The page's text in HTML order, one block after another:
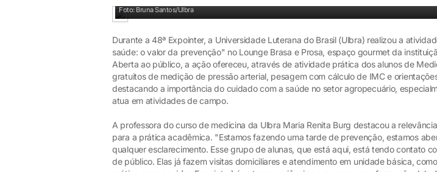
Foto: Bruna Santos/Ulbra
Durante a 48ª Expointer, a Universidade Luterana do Brasil (Ulbra) realizou a
saúde: o valor da prevenção" no Lounge Brasa e Prosa, espaço gourmet da
Aberta ao público, a ação ofereceu, através de atividade prática dos alunos de
gratuitos de medição de pressão arterial, pesagem com cálculo de IMC e
destacando a importância do cuidado com a saúde no setor agropecuário,
atua em atividades de campo.
A professora do curso de medicina da Ulbra Maria Renita Burg destacou a
para a prática acadêmica. "Estamos fazendo uma tarde de prevenção, estamos
qualquer esclarecimento. Esse grupo de alunas, que está aqui, está tendo contato
de público. Elas já fazem visitas domiciliares e atendimento em unidade básica,